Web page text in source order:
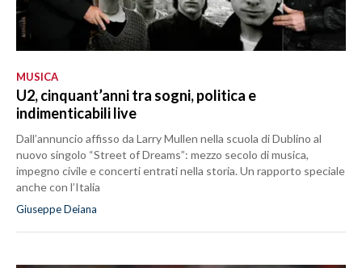
MUSICA
U2, cinquant’anni tra sogni, politica e
indimenticabili live
Dall’annuncio affisso da Larry Mullen nella scuola di Dublino al
nuovo singolo “Street of Dreams”: mezzo secolo di musica,
impegno civile e concerti entrati nella storia. Un rapporto speciale
anche con l’Italia
Giuseppe Deiana